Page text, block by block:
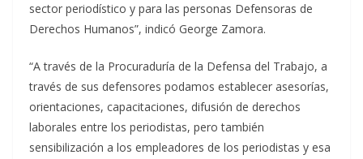
sector periodístico y para las personas Defensoras de
Derechos Humanos”, indicó George Zamora.
“A través de la Procuraduría de la Defensa del Trabajo, a
través de sus defensores podamos establecer asesorías,
orientaciones, capacitaciones, difusión de derechos
laborales entre los periodistas, pero también
sensibilización a los empleadores de los periodistas y esa